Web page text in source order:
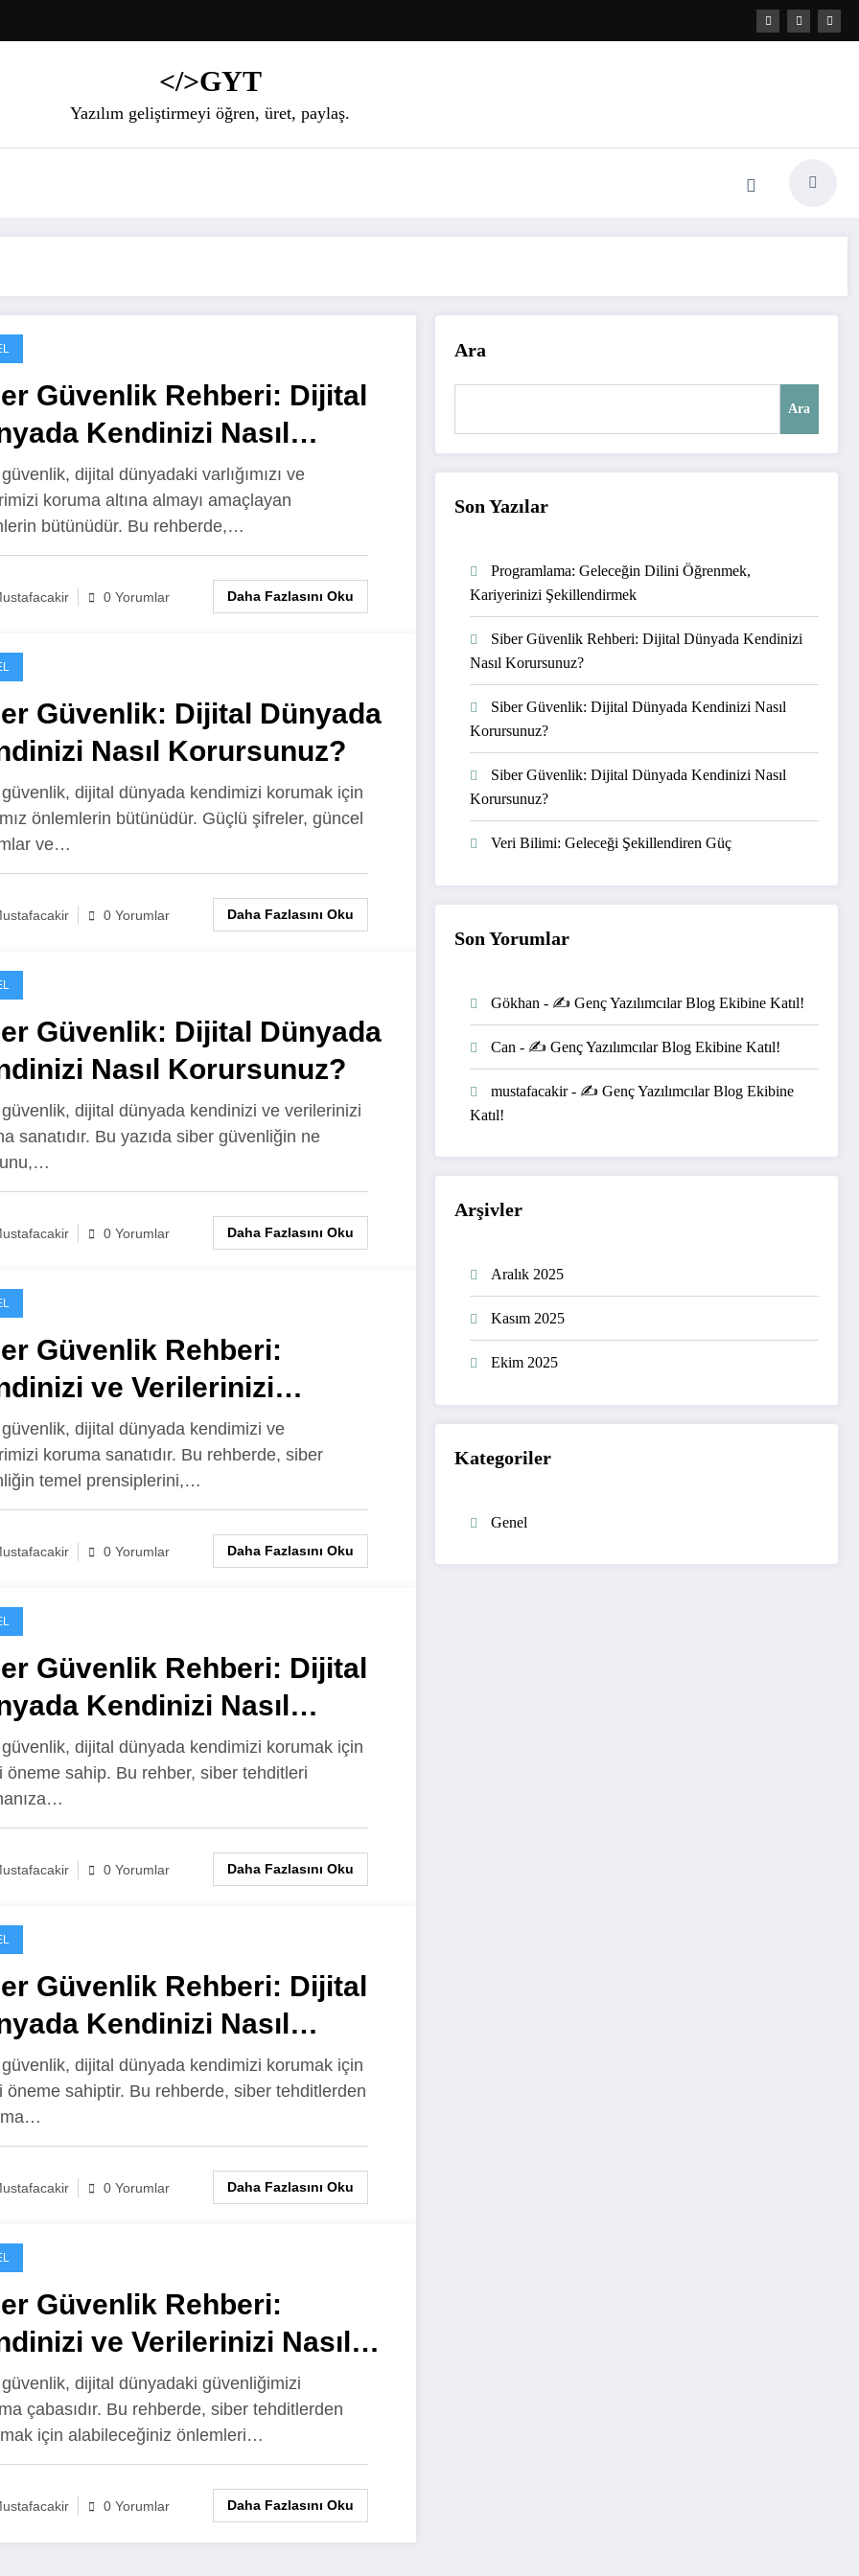
</>GYT
Yazılım geliştirmeyi öğren, üret, paylaş.
Güvenlik Rehberi: Dijital
Kendinizi Nasıl
dijital dünyadaki varlığımızı ve
koruma altına almayı amaçlayan
bütünüdür. Bu rehberde,…
0 Yorumlar Daha Fazlasını Oku
Güvenlik: Dijital Dünyada
Nasıl Korursunuz?
dijital dünyada kendimizi korumak için
önlemlerin bütünüdür. Güçlü şifreler, güncel
ve…
0 Yorumlar Daha Fazlasını Oku
Güvenlik: Dijital Dünyada
Nasıl Korursunuz?
dijital dünyada kendinizi ve verilerinizi
sanatıdır. Bu yazıda siber güvenliğin ne
0 Yorumlar Daha Fazlasını Oku
Güvenlik Rehberi:
ve Verilerinizi
dijital dünyada kendimizi ve
koruma sanatıdır. Bu rehberde, siber
temel prensiplerini,…
0 Yorumlar Daha Fazlasını Oku
Güvenlik Rehberi: Dijital
Kendinizi Nasıl
dijital dünyada kendimizi korumak için
öneme sahip. Bu rehber, siber tehditleri
0 Yorumlar Daha Fazlasını Oku
Güvenlik Rehberi: Dijital
Kendinizi Nasıl
dijital dünyada kendimizi korumak için
öneme sahiptir. Bu rehberde, siber tehditlerden
0 Yorumlar Daha Fazlasını Oku
Güvenlik Rehberi:
ve Verilerinizi Nasıl
dijital dünyadaki güvenliğimizi
çabasıdır. Bu rehberde, siber tehditlerden
için alabileceğiniz önlemleri…
0 Yorumlar Daha Fazlasını Oku
Ara
Ara
Son Yazılar
Programlama: Geleceğin Dilini Öğrenmek,
Kariyerinizi Şekillendirmek
Siber Güvenlik Rehberi: Dijital Dünyada Kendinizi
Nasıl Korursunuz?
Siber Güvenlik: Dijital Dünyada Kendinizi Nasıl
Korursunuz?
Siber Güvenlik: Dijital Dünyada Kendinizi Nasıl
Korursunuz?
Veri Bilimi: Geleceği Şekillendiren Güç
Son Yorumlar
Gökhan - ✍️ Genç Yazılımcılar Blog Ekibine Katıl!
Can - ✍️ Genç Yazılımcılar Blog Ekibine Katıl!
mustafacakir- ✍️ Genç Yazılımcılar Blog Ekibine
Katıl!
Arşivler
Aralık 2025
Kasım 2025
Ekim 2025
Kategoriler
Genel